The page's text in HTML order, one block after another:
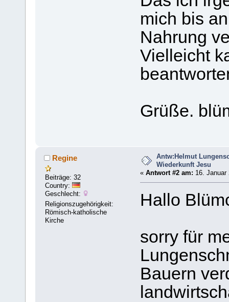
mich bis
Nahrung
Vielleicht
Grüße.
Regine
Beiträge: 32
Country:
Geschlecht:
Religionszugehörigkeit:
Römisch-katholische
Kirche
Antw:Helmut
Wiederkunft Jesu
« Antwort #2 am: 16. Januar
Hallo
sorry für
Bauern